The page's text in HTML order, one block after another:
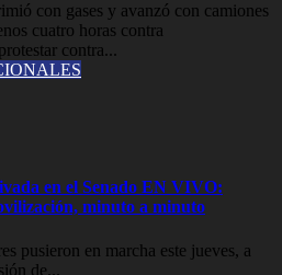
con gases y avanzó con camiones
cuatro horas contra
contra...
en el Senado EN VIVO:
minuto a minuto
pusieron en marcha este jueves, a
de...